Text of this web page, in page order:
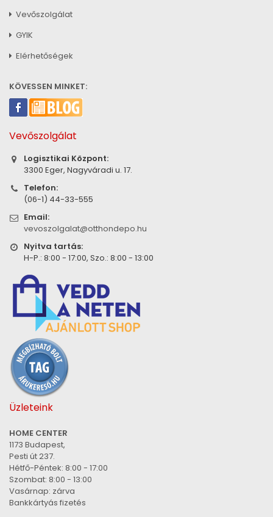
Vevőszolgálat
GYIK
Elérhetőségek
KÖVESSEN MINKET:
Vevőszolgálat
Logisztikai Központ:
3300 Eger, Nagyváradi u. 17.
Telefon:
(06-1) 44-33-555
Email:
vevoszolgalat@otthondepo.hu
Nyitva tartás:
H-P.: 8:00 - 17:00, Szo.: 8:00 - 13:00
Üzleteink
HOME CENTER
1173 Budapest,
Pesti út 237.
Hétfő-Péntek: 8:00 - 17:00
Szombat: 8:00 - 13:00
Vasárnap: zárva
Bankkártyás fizetés